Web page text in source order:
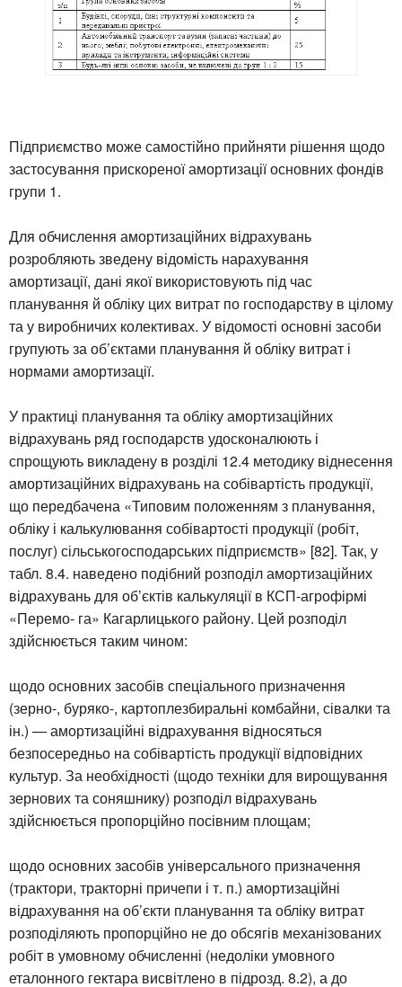
Підприємство може самостійно прийняти рішення щодо
застосування прискореної амортизації основних фондів
групи 1.
Для обчислення амортизаційних відрахувань
розробляють зведену відомість нарахування
амортизації, дані якої використовують під час
планування й обліку цих витрат по господарству в цілому
та у виробничих колективах. У відомості основні засоби
групують за об’єктами планування й обліку витрат і
нормами амортизації.
У практиці планування та обліку амортизаційних
відрахувань ряд господарств удосконалюють і
спрощують викладену в розділі 12.4 методику віднесення
амортизаційних відрахувань на собівартість продукції,
що передбачена «Типовим положенням з планування,
обліку і калькулювання собівартості продукції (робіт,
послуг) сільськогосподарських підприємств» [82]. Так, у
табл. 8.4. наведено подібний розподіл амортизаційних
відрахувань для об’єктів калькуляції в КСП-агрофірмі
«Перемо- га» Кагарлицького району. Цей розподіл
здійснюється таким чином:
щодо основних засобів спеціального призначення
(зерно-, буряко-, картоплезбиральні комбайни, сівалки та
ін.) — амортизаційні відрахування відносяться
безпосередньо на собівартість продукції відповідних
культур. За необхідності (щодо техніки для вирощування
зернових та соняшнику) розподіл відрахувань
здійснюється пропорційно посівним площам;
щодо основних засобів універсального призначення
(трактори, тракторні причепи і т. п.) амортизаційні
відрахування на об’єкти планування та обліку витрат
розподіляють пропорційно не до обсягів механізованих
робіт в умовному обчисленні (недоліки умовного
еталонного гектара висвітлено в підрозд. 8.2), а до